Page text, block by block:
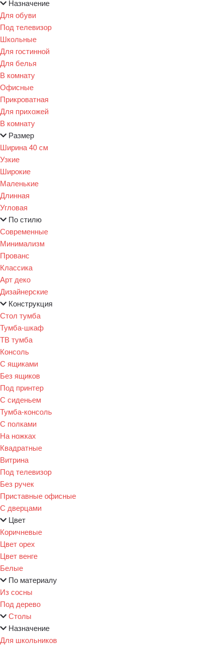
Назначение
Для обуви
Под телевизор
Школьные
Для гостинной
Для белья
В комнату
Офисные
Прикроватная
Для прихожей
В комнату
Размер
Ширина 40 см
Узкие
Широкие
Маленькие
Длинная
Угловая
По стилю
Современные
Минимализм
Прованс
Классика
Арт деко
Дизайнерские
Конструкция
Стол тумба
Тумба-шкаф
ТВ тумба
Консоль
С ящиками
Без ящиков
Под принтер
С сиденьем
Тумба-консоль
С полками
На ножках
Квадратные
Витрина
Под телевизор
Без ручек
Приставные офисные
С дверцами
Цвет
Коричневые
Цвет орех
Цвет венге
Белые
По материалу
Из сосны
Под дерево
Столы
Назначение
Для школьников